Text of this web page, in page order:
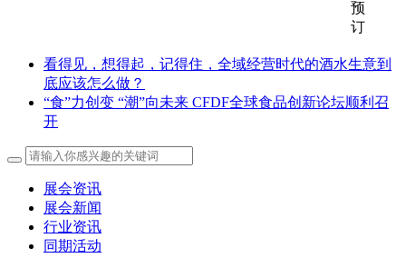
看得见，想得起，记得住，全域经营时代的酒水生意到
底应该怎么做？
“食”力创变 “潮”向未来 CFDF全球食品创新论坛顺利召
开
展会资讯
展会新闻
行业资讯
同期活动